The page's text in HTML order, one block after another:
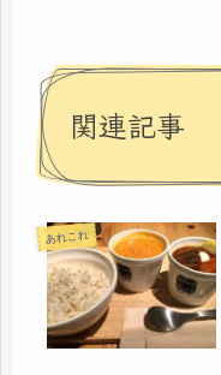
関連記事
あれこれ